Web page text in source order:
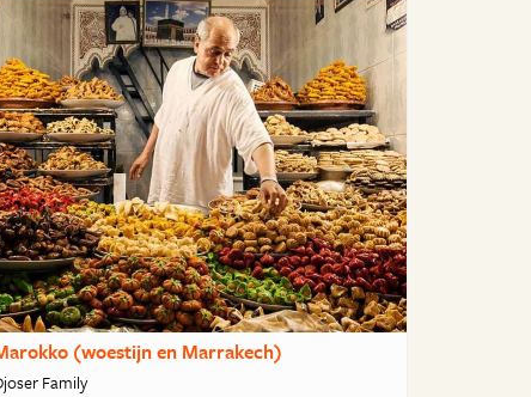
(woestijn en Marrakech)
Family